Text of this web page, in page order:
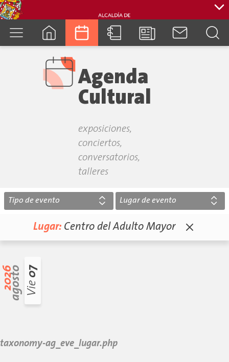
Agenda
Cultural
exposiciones,
conciertos,
conversatorios,
talleres
Lugar: Centro del Adulto Mayor
2026agosto Vie
07
Tipo de evento Lugar de evento
taxonomy-ag_eve_lugar.php